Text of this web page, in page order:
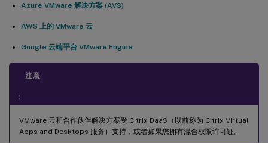
Azure VMware 解决方案 (AVS)
AWS 上的 VMware 云
Google 云端平台 VMware Engine
注意
：
VMware 云和合作伙伴解决方案受 Citrix DaaS（以前称为 Citrix Virtual
Apps and Desktops 服务）支持，或者如果您拥有混合权限许可证。